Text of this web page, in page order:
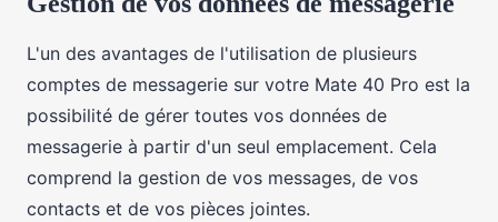
L'un des avantages de l'utilisation de plusieurs
comptes de messagerie sur votre Mate 40 Pro est la
possibilité de gérer toutes vos données de
messagerie à partir d'un seul emplacement. Cela
comprend la gestion de vos messages, de vos
contacts et de vos pièces jointes.